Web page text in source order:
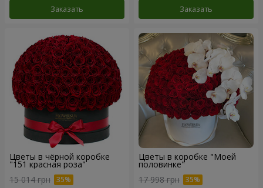
Заказать Заказать
Цветы в чёрной коробке
"151 красная роза"
15 014 грн
Цветы в коробке "Моей
половинке"
17 998 грн